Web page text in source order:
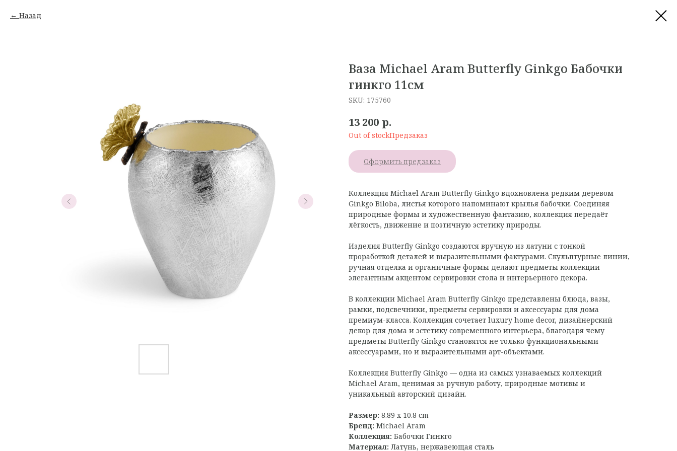
Назад
Ваза Michael Aram Butterfly Ginkgo Бабочки
гинкго 11см
SKU: 175760
13 200 р.
Out of stock
Оформить предзаказ
Коллекция Michael Aram Butterfly Ginkgo вдохновлена редким деревом
Ginkgo Biloba, листья которого напоминают крылья бабочки. Соединяя
природные формы и художественную фантазию, коллекция передаёт
лёгкость, движение и поэтичную эстетику природы.
Изделия Butterfly Ginkgo создаются вручную из латуни с тонкой
проработкой деталей и выразительными фактурами. Скульптурные линии,
ручная отделка и органичные формы делают предметы коллекции
элегантным акцентом сервировки стола и интерьерного декора.
В коллекции Michael Aram Butterfly Ginkgo представлены блюда, вазы,
рамки, подсвечники, предметы сервировки и аксессуары для дома
премиум-класса. Коллекция сочетает luxury home decor, дизайнерский
декор для дома и эстетику современного интерьера, благодаря чему
предметы Butterfly Ginkgo становятся не только функциональными
аксессуарами, но и выразительными арт-объектами.
Коллекция Butterfly Ginkgo — одна из самых узнаваемых коллекций
Michael Aram, ценимая за ручную работу, природные мотивы и
уникальный авторский дизайн.
Размер: 8.89 x 10.8 cm
Бренд: Michael Aram
Коллекция: Бабочки Гинкго
Материал: Латунь, нержавеющая сталь